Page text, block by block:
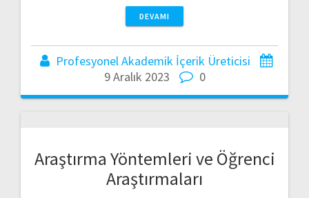
DEVAMI
Profesyonel Akademik İçerik Üreticisi
9 Aralık 2023
0
Araştırma Yöntemleri ve Öğrenci
Araştırmaları